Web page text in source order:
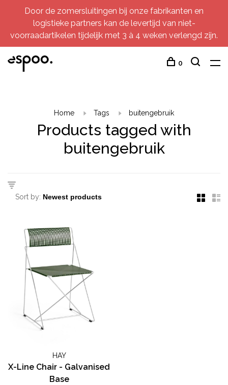
Door de zomersluitingen bij onze fabrikanten en
logistieke partners kan de levertijd van niet-
voorraadartikelen tijdelijk met 3 à 4 weken verlengd zijn.
0
Home Tags buitengebruik
Products tagged with
buitengebruik
Sort by:
HAY
X-Line Chair - Galvanised
Base